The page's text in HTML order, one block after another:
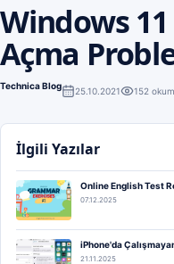
Windows
Açma
Technica Blog 25.10.2021 152
İlgili Yazılar
Online English Test
07.12.2025
iPhone'da
21.11.2025